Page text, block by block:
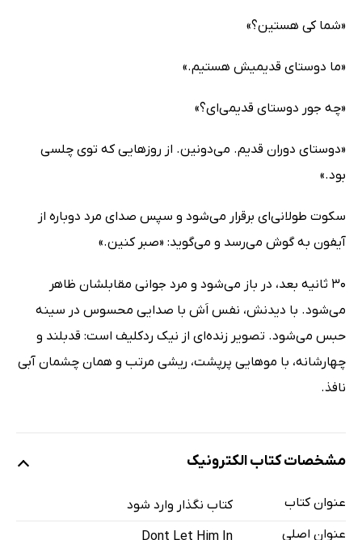
«شما کی هستین؟»
«ما دوستای قدیمیش هستیم.»
«چه جور دوستای قدیمی‌ای؟»
«دوستای دوران قدیم. می‌دونین. از روزهایی که توی چلسی
بود.»
سکوت طولانی‌ای برقرار می‌شود و سپس صدای مرد دوباره از
آیفون به گوش می‌رسد و می‌گوید: «صبر کنین.»
30 ثانیه بعد، در باز می‌شود و مرد جوانی مقابلشان ظاهر
می‌شود. با دیدنش، نفس اَش با صدایی محسوس در سینه
حبس می‌شود. تصویر زنده‌ای از نیک ردکلیف است: قدبلند و
چهارشانه، با موهایی پرپشت، ریشی مرتب و همان چشمان آبی
نافذ.
مشخصات کتاب الکترونیک
عنوان کتاب
کتاب نگذار وارد شود
عنوان اصلی
Dont Let Him In